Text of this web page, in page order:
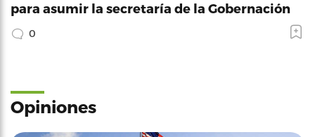
para asumir la secretaría de la Gobernación
0
Opiniones